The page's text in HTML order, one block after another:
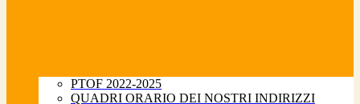
PTOF 2022-2025
QUADRI ORARIO DEI NOSTRI INDIRIZZI